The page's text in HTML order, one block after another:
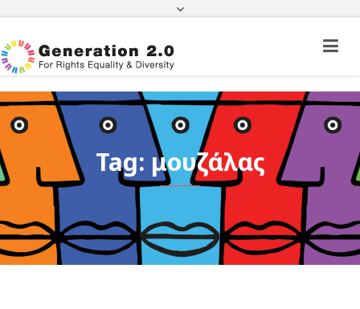
Πορεία Φακέλου Πολίτη Τρίτης Χώρας
Πορεία Φακέλου Ιθαγένειας
e-paravolo
FacebookTwitter Instagram
YoutubeLinkedin
Tag: μουζάλας